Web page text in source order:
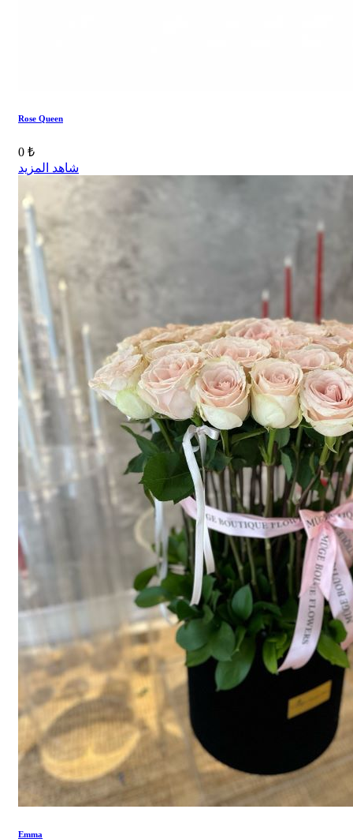
Rose Queen
0 ₺
شاهد المزيد
Emma